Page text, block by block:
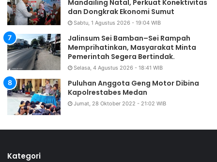
Mandailing Natal, Perkuat Konektivitas
dan Dongkrak Ekonomi Sumut
Sabtu, 1 Agustus 2026 - 19:04 WIB
Jalinsum Sei Bamban–Sei Rampah
Memprihatinkan, Masyarakat Minta
Pemerintah Segera Bertindak.
Selasa, 4 Agustus 2026 - 18:41 WIB
Puluhan Anggota Geng Motor Dibina
Kapolrestabes Medan
Jumat, 28 Oktober 2022 - 21:02 WIB
Kategori